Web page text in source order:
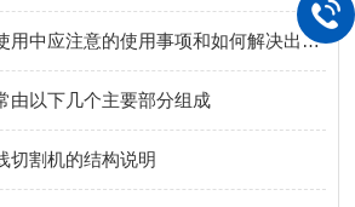
工字钢切割机在使用中应注意的使用事项和如何解决出现的问题
由以下几个主要部分组成
切割机的结构说明